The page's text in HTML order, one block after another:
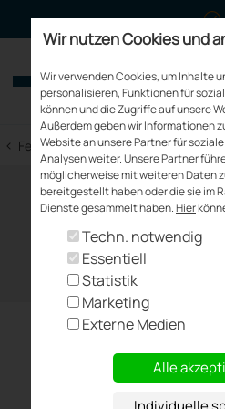
Fenster - Türen -
< Fenster Kaufen
Premium-
Wir nutzen Cookies und
Wir verwenden Cookies, um Inhalte
personalisieren, Funktionen für
können und die Zugriffe auf unsere
Außerdem geben wir Informationen
Website an unsere Partner für
Analysen weiter. Unsere Partner
möglicherweise mit weiteren Daten
bereitgestellt haben oder die sie im
Dienste gesammelt haben.Hier
Techn. notwendig
Essentiell
Statistik
Marketing
Externe Medien
Alle